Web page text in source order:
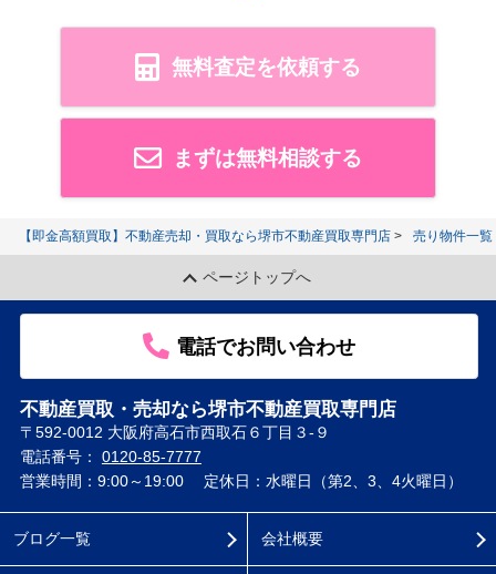
無料査定を依頼する
まずは無料相談する
【即金高額買取】不動産売却・買取なら堺市不動産買取専門店 売り物件一覧
ページトップへ
電話でお問い合わせ
不動産買取・売却なら堺市不動産買取専門店
〒592-0012 大阪府高石市西取石６丁目３-９
電話番号： 0120-85-7777
営業時間：9:00～19:00
定休日：水曜日（第2、3、4火曜日）
ブログ一覧 会社概要